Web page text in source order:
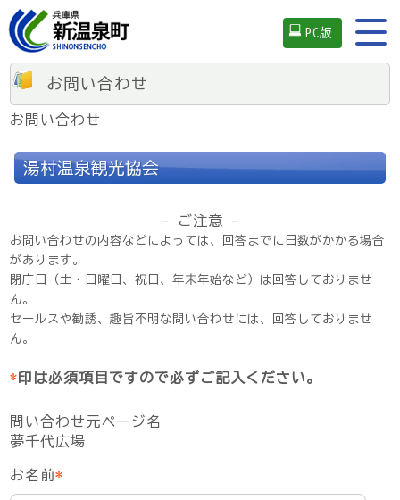
PC版
お問い合わせ
お問い合わせ
湯村温泉観光協会
- ご注意 -
お問い合わせの内容などによっては、回答までに日数がかかる場合
があります。
閉庁日（土・日曜日、祝日、年末年始など）は回答しておりませ
ん。
セールスや勧誘、趣旨不明な問い合わせには、回答しておりませ
ん。
*印は必須項目ですので必ずご記入ください。
問い合わせ元ページ名
夢千代広場
お名前*